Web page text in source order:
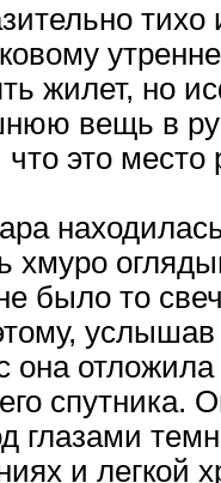
тихо
жилет, но
вещь в
это место
хмуро
было то
услышав
она
спутника.
глазами
и легкой